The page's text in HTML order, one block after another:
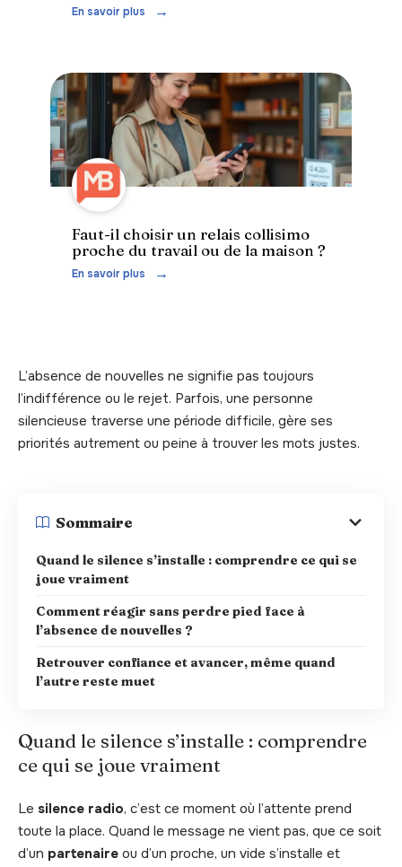
En savoir plus
Faut-il choisir un relais collisimo
proche du travail ou de la maison ?
En savoir plus
L’absence de nouvelles ne signifie pas toujours
l’indifférence ou le rejet. Parfois, une personne
silencieuse traverse une période difficile, gère ses
priorités autrement ou peine à trouver les mots justes.
Sommaire
Quand le silence s’installe : comprendre ce qui se
joue vraiment
Comment réagir sans perdre pied face à
l’absence de nouvelles ?
Retrouver confiance et avancer, même quand
l’autre reste muet
Quand le silence s’installe : comprendre
ce qui se joue vraiment
Le silence radio, c’est ce moment où l’attente prend
toute la place. Quand le message ne vient pas, que ce soit
d’un partenaire ou d’un proche, un vide s’installe et